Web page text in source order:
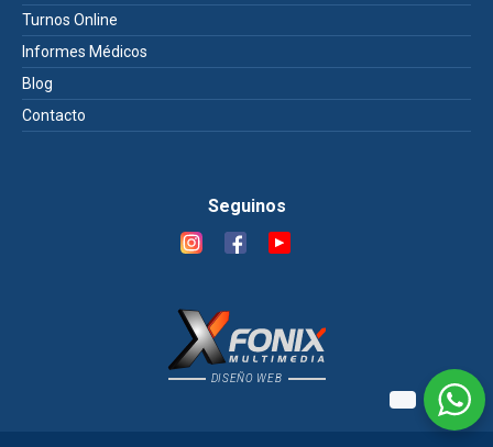
Turnos Online
Informes Médicos
Blog
Contacto
Seguinos
DISEÑO WEB